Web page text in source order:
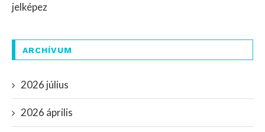
jelképez
ARCHÍVUM
2026 július
2026 április